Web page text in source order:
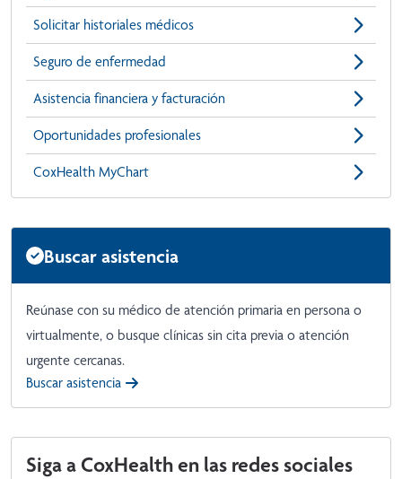
Solicitar historiales médicos
Seguro de enfermedad
Asistencia financiera y facturación
Oportunidades profesionales
CoxHealth MyChart
Buscar asistencia
Reúnase con su médico de atención primaria en persona o
virtualmente, o busque clínicas sin cita previa o atención
urgente cercanas.
Buscar asistencia
Siga a CoxHealth en las redes sociales